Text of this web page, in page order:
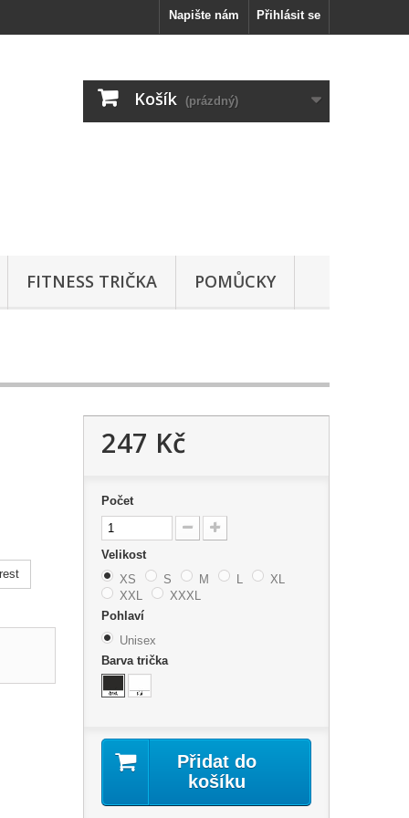
Přihlásit se
Napište nám
Košík (prázdný)
FITNESS TRIČKA POMŮCKY
247 Kč
Počet
Velikost
XS
S M
XL
XXL
XXXL
Pohlaví
Unisex
Barva trička
Přidat do
košíku